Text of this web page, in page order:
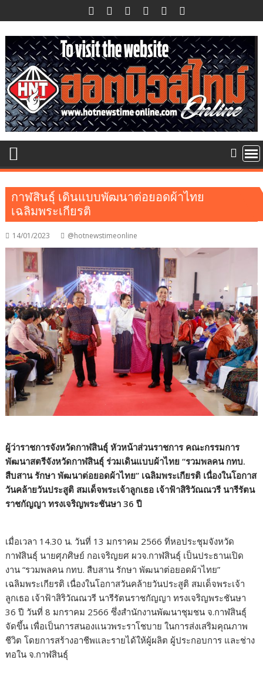
to
content
กาฬสินธุ์ เดินแบบพัฒนาต่อยอดผ้าไทย
เฉลิมพระเกียรติ
14/01/2023 @hotnewstimeonline
ผู้ว่าราชการจังหวัดกาฬสินธุ์ หัวหน้าส่วนราชการ คณะกรรมการ
พัฒนาสตรีจังหวัดกาฬสินธุ์ ร่วมเดินแบบผ้าไทย “รวมพลคน กทบ.
สืบสาน รักษา พัฒนาต่อยอดผ้าไทย” เฉลิมพระเกียรติ เนื่องในโอกาส
วันคล้ายวันประสูติ สมเด็จพระเจ้าลูกเธอ เจ้าฟ้าสิริวัณณวรี นารีรัตน
ราชกัญญา ทรงเจริญพระชันษา 36 ปี
เมื่อเวลา 14.30 น. วันที่ 13 มกราคม 2566 ที่หอประชุมจังหวัด
กาฬสินธุ์ นายศุภศิษย์ กอเจริญยศ ผวจ.กาฬสินธุ์ เป็นประธานเปิด
งาน “รวมพลคน กทบ. สืบสาน รักษา พัฒนาต่อยอดผ้าไทย”
เฉลิมพระเกียรติ เนื่องในโอกาสวันคล้ายวันประสูติ สมเด็จพระเจ้า
ลูกเธอ เจ้าฟ้าสิริวัณณวรี นารีรัตนราชกัญญา ทรงเจริญพระชันษา
36 ปี วันที่ 8 มกราคม 2566 ซึ่งสำนักงานพัฒนาชุมชน จ.กาฬสินธุ์
จัดขึ้น เพื่อเป็นการสนองแนวพระราโชบาย ในการส่งเสริมคุณภาพ
ชีวิต โดยการสร้างอาชีพและรายได้ให้ผู้ผลิต ผู้ประกอบการ และช่าง
ทอใน จ.กาฬสินธุ์